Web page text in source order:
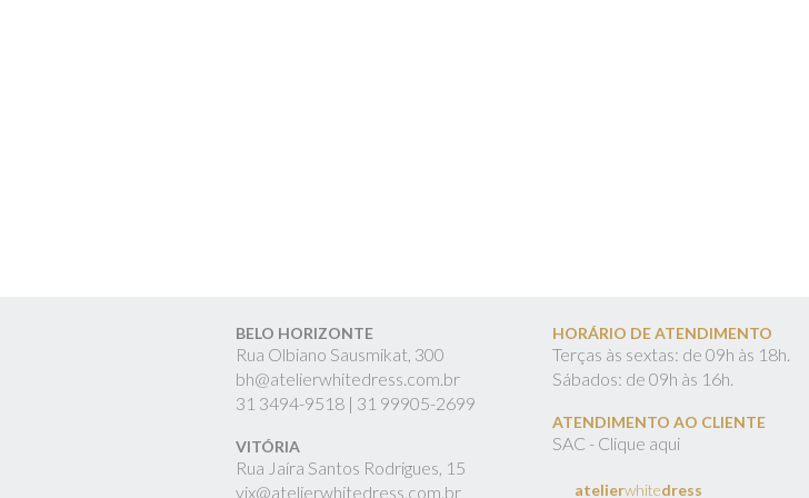
BELO HORIZONTE
Rua Olbiano Sausmikat, 300
bh@atelierwhitedress.com.br
31 3494-9518 | 31 99905-2699
VITÓRIA
Rua Jaíra Santos Rodrigues, 15
vix@atelierwhitedress.com.br
HORÁRIO DE ATENDIMENTO
Terças às sextas: de 09h às 18h.
Sábados: de 09h às 16h.
ATENDIMENTO AO CLIENTE
SAC - Clique aqui
atelierwhitedress